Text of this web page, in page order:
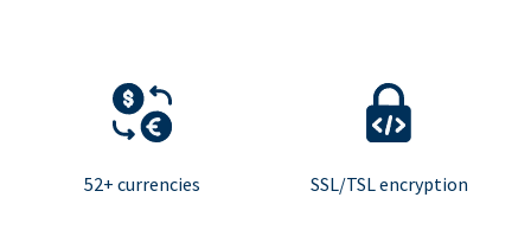
52+ currencies SSL/TSL encryption